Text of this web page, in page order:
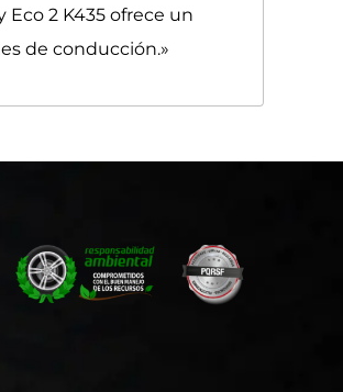
2 K435 ofrece un
de conducción.»